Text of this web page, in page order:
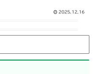
2025.12.16